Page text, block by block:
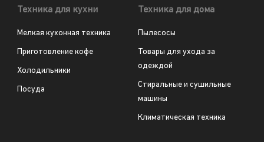
Техника для кухни
Мелкая кухонная техника
Приготовление кофе
Холодильники
Посуда
Техника для дома
Пылесосы
Товары для ухода за
одеждой
Стиральные и сушильные
машины
Климатическая техника